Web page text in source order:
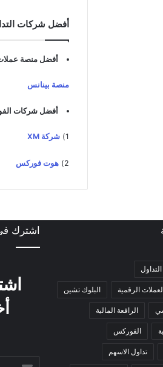
ا
ل
ت
ي
أفضل شركات
أفضل منصة
منصة بينانس
أفضل شركات
1) شركة XM
2) هوت فوركس
الرقمية البلوك تشين
الرافعة المالية
الفوركس
تداول الاسهم
اشترك في